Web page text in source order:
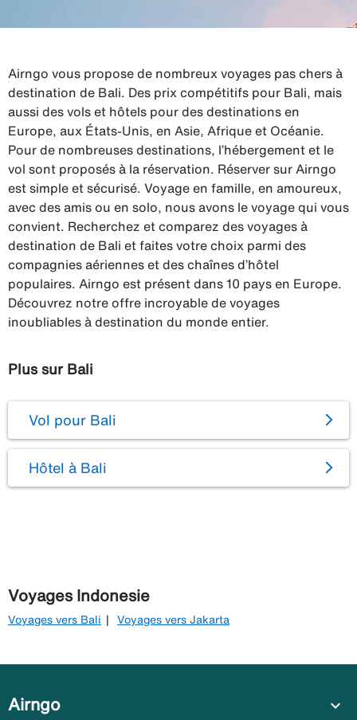
Airngo vous propose de nombreux voyages pas chers à
destination de Bali. Des prix compétitifs pour Bali, mais
aussi des vols et hôtels pour des destinations en
Europe, aux États-Unis, en Asie, Afrique et Océanie.
Pour de nombreuses destinations, l’hébergement et le
vol sont proposés à la réservation. Réserver sur Airngo
est simple et sécurisé. Voyage en famille, en amoureux,
avec des amis ou en solo, nous avons le voyage qui vous
convient. Recherchez et comparez des voyages à
destination de Bali et faites votre choix parmi des
compagnies aériennes et des chaînes d’hôtel
populaires. Airngo est présent dans 10 pays en Europe.
Découvrez notre offre incroyable de voyages
inoubliables à destination du monde entier.
Plus sur Bali
Vol pour Bali
Hôtel à Bali
Voyages Indonesie
Voyages vers Bali Voyages vers Jakarta
Airngo expand_more